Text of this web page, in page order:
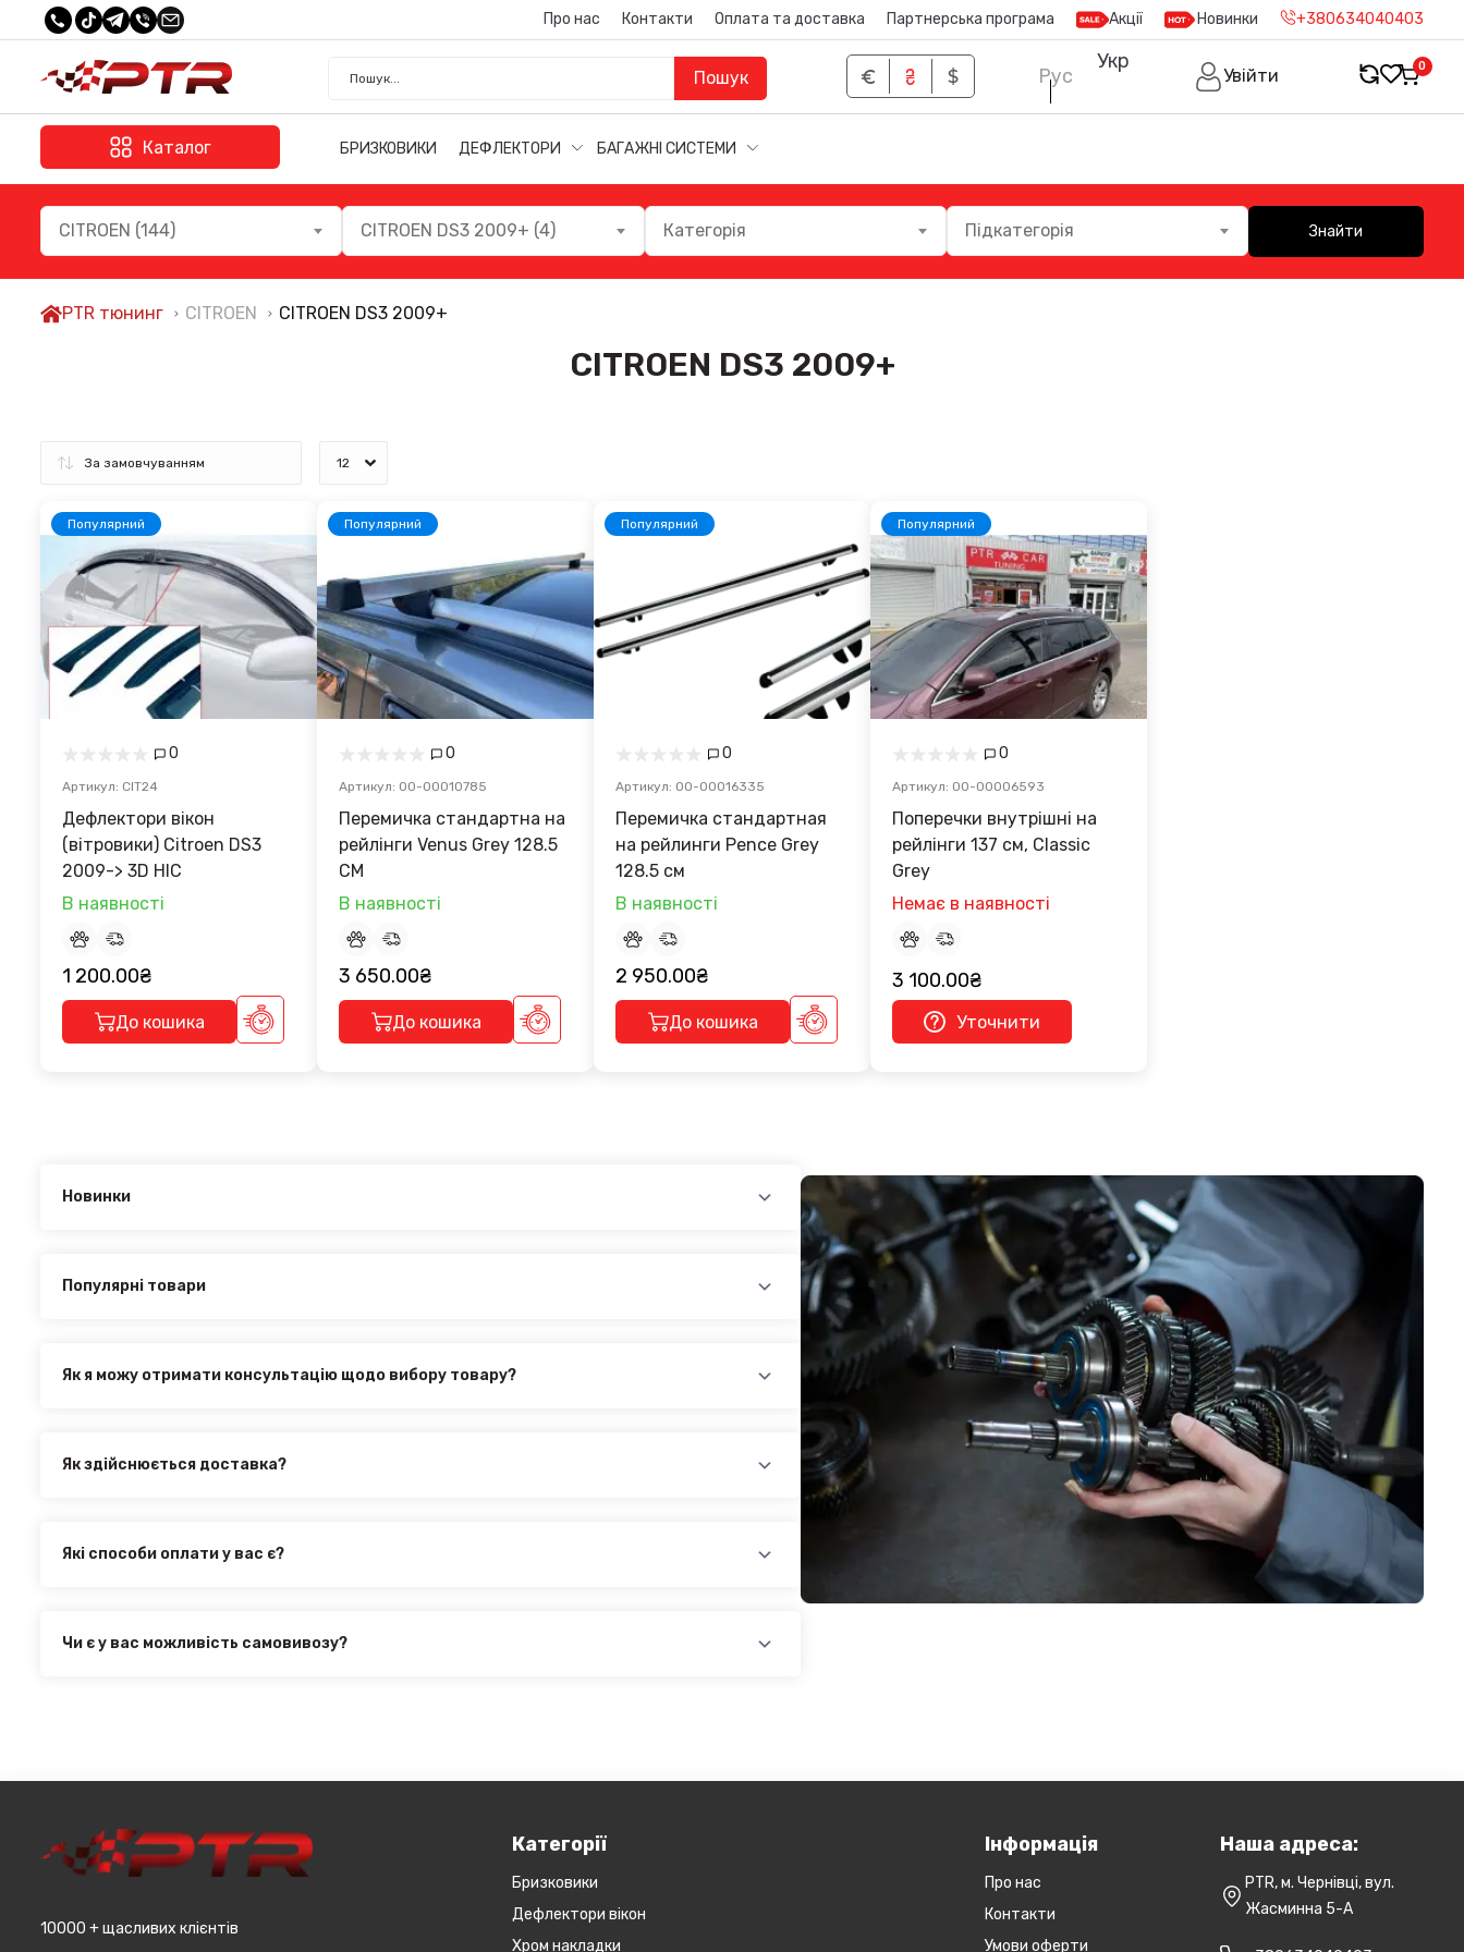
Про нас Контакти Оплата та доставка Партнерська програма Акції Новинки +380634040403
Пошук Рус
Укр
Увійти 0
Каталог БРИЗКОВИКИ ДЕФЛЕКТОРИ БАГАЖНІ СИСТЕМИ
CITROEN (144) CITROEN DS3 2009+ (4) Категорія Підкатегорія Знайти
PTR тюнинг CITROEN CITROEN DS3 2009+
CITROEN DS3 2009+
Популярний
0
Артикул: CIT24
Дефлектори вікон
(вітровики) Citroen DS3
2009-> 3D HIC
В наявності
1 200.00₴
До кошика
Популярний
0
Артикул: 00-00010785
Перемичка стандартна на
рейлінги Venus Grey 128.5
CM
В наявності
3 650.00₴
До кошика
Популярний
0
Артикул: 00-00016335
Перемичка стандартная
на рейлинги Pence Grey
128.5 см
В наявності
2 950.00₴
До кошика
Популярний
0
Артикул: 00-00006593
Поперечки внутрішні на
рейлінги 137 см, Classic
Grey
Немає в наявності
3 100.00₴
Уточнити
Новинки
Перемичка стандартна на рейлінги Venus Grey 128.5 CM - 3 650.00₴
Популярні товари
Перемичка стандартная на рейлинги Pence Grey 128.5 см - 2 950.00₴
Як я можу отримати консультацію щодо вибору товару?
Як здійснюється доставка?
Нова Пошта (термін доставки 1 - 3 дні)
Укр. Пошта (термін доставки 1 - 3 дні за повною передоплатою) для великогабаритного
при мінімальній сумі замовлення від 3000 грн. Дана пропозиція не поширюється на
Які способи оплати у вас є?
Чи є у вас можливість самовивозу?
10000 + щасливих клієнтів
Категорії
Бризковики
Дефлектори вікон
Хром накладки
Інформація
Про нас
Контакти
Умови оферти
Наша адреса:
PTR, м. Чернівці, вул.
Жасминна 5-А